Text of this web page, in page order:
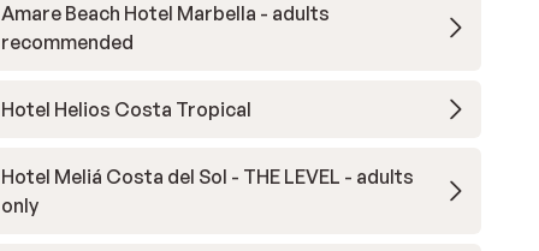
Amare Beach Hotel Marbella - adults
recommended
Hotel Helios Costa Tropical
Hotel Meliá Costa del Sol - THE LEVEL - adults
only